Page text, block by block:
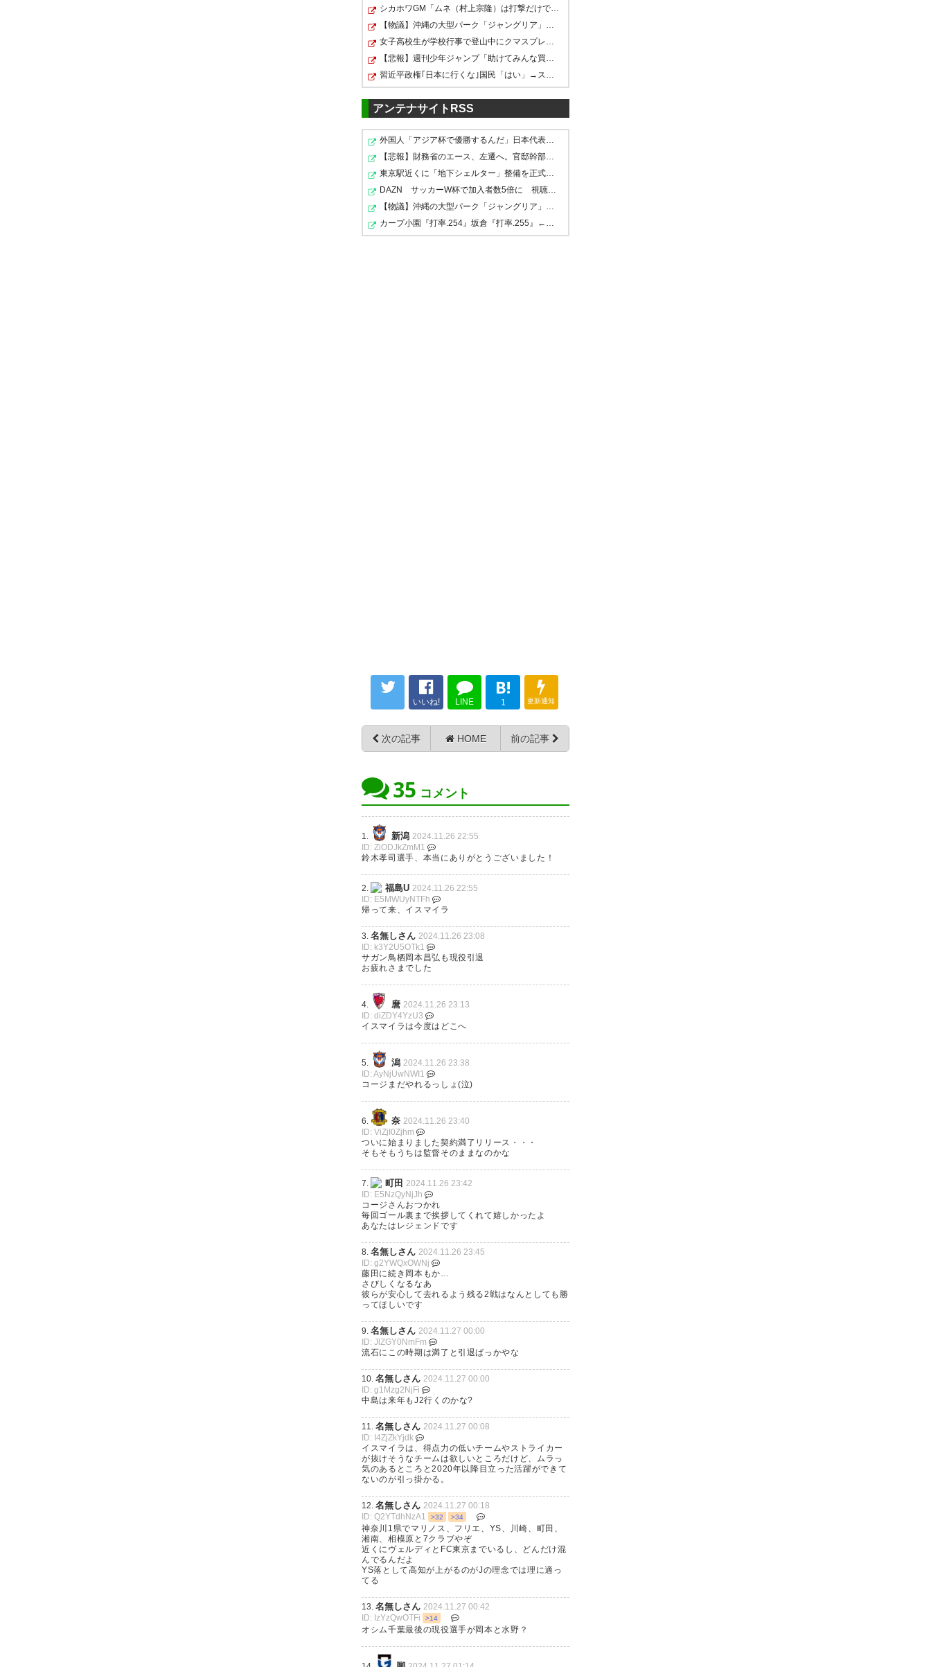
ジュビロ磐田
OUT 山田 大記： 引退
https://www.jubilo-iwata.co.jp/newslist/detail/?
nw_seq=9893&year=2024&month=11
サガン鳥栖
OUT 岡本 昌弘
： 引退
https://www.sagan-tosu.net/news/p/35805/
シカホワGM「ムネ（村上宗隆）は打撃だけでなくチームの…
【物議】沖縄の大型パーク「ジャングリア」、とんでもな…
女子高校生が学校行事で登山中にクマスプレー顔に誤射さ…
【悲報】週刊少年ジャンプ「助けてみんな買ってくれない…
習近平政権｢日本に行くな｣国民「はい」→スシロー14時間待…
アンテナサイトRSS
外国人「アジア杯で優勝するんだ」日本代表、W杯ポット1…
【悲報】財務省のエース、左遷へ。官邸幹部「政権に協力…
東京駅近くに「地下シェルター」整備を正式表明…小池百合…
DAZN サッカーW杯で加入者数5倍に 視聴者数は6700万人…
【物議】沖縄の大型パーク「ジャングリア」、とんでもな…
カープ小園『打率.254』坂倉『打率.255』←これ
いいね! LINE
B!
1 更新通知
次の記事 HOME 前の記事
35 コメント
1. 新潟 2024.11.26 22:55
ID: ZiODJkZmM1
鈴木孝司選手、本当にありがとうございました！
2. 福島U 2024.11.26 22:55
ID: E5MWUyNTFh
帰って来、イスマイラ
3. 名無しさん 2024.11.26 23:08
ID: k3Y2U5OTk1
サガン鳥栖岡本昌弘も現役引退
お疲れさまでした
4. 麿 2024.11.26 23:13
ID: diZDY4YzU3
イスマイラは今度はどこへ
5. 潟 2024.11.26 23:38
ID: AyNjUwNWI1
コージまだやれるっしょ(泣)
6. 奈 2024.11.26 23:40
ID: ViZjI0Zjhm
ついに始まりました契約満了リリース・・・
そもそもうちは監督そのままなのかな
7. 町田 2024.11.26 23:42
ID: E5NzQyNjJh
コージさんおつかれ
毎回ゴール裏まで挨拶してくれて嬉しかったよ
あなたはレジェンドです
8. 名無しさん 2024.11.26 23:45
ID: g2YWQxOWNj
藤田に続き岡本もか…
さびしくなるなあ
彼らが安心して去れるよう残る2戦はなんとしても勝
ってほしいです
9. 名無しさん 2024.11.27 00:00
ID: JlZGY0NmFm
流石にこの時期は満了と引退ばっかやな
10. 名無しさん 2024.11.27 00:00
ID: g1Mzg2NjFi
中島は来年もJ2行くのかな?
11. 名無しさん 2024.11.27 00:08
ID: I4ZjZkYjdk
イスマイラは、得点力の低いチームやストライカー
が抜けそうなチームは欲しいところだけど、ムラっ
気のあるところと2020年以降目立った活躍ができて
ないのが引っ掛かる。
12. 名無しさん 2024.11.27 00:18
ID: Q2YTdhNzA1
>32 >34
神奈川1県でマリノス、フリエ、YS、川崎、町田、
湘南、相模原と7クラブやぞ
近くにヴェルディとFC東京までいるし、どんだけ混
んでるんだよ
YS落として高知が上がるのがJの理念では理に適っ
てる
13. 名無しさん 2024.11.27 00:42
ID: IzYzQwOTFi
>14
オシム千葉最後の現役選手が岡本と水野？